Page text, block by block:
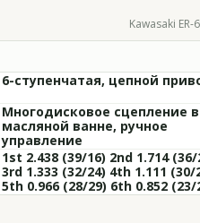
Kawasaki ER-
6-ступенчатая, цепной
Многодисковое сцепление в
масляной ванне, ручное
управление
1st 2.438 (39/16) 2nd 1.714 (36/
3rd 1.333 (32/24) 4th 1.111 (30/
5th 0.966 (28/29) 6th 0.852 (23/